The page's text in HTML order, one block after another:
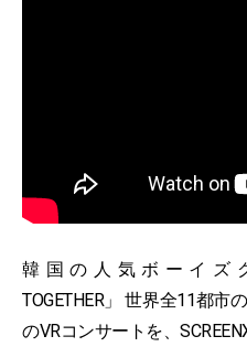
韓国の人気ボーイズグ
TOGETHER」 世界全11都市
のVRコンサートを、